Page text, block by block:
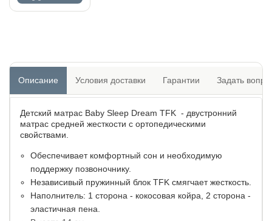
Описание Условия доставки Гарантии Задать
Детский матрас Baby Sleep Dream TFK - двустронний
матрас средней жесткости с ортопедическими
свойствами.
Обеспечивает комфортный сон и необходимую
поддержку позвоночнику.
Независивый пружинный блок TFK смягчает жесткость.
Наполнитель: 1 сторона - кокосовая койра, 2 сторона -
эластичная пена.